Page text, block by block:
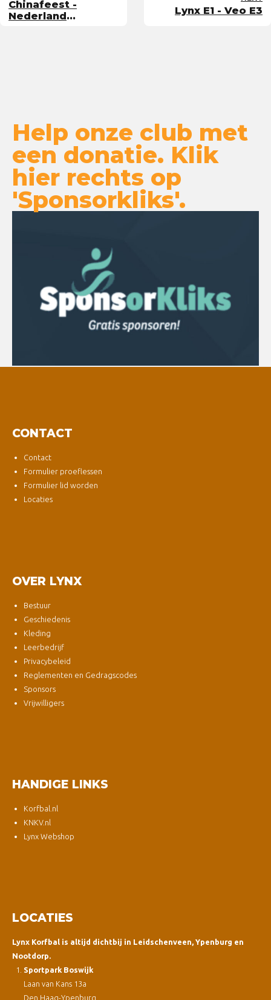
Chinafeest -
Nederland
Lynx E1 - Veo E3
Help onze club met
een donatie. Klik
hier rechts op
'Sponsorkliks'.
CONTACT
Contact
Formulier proeflessen
Formulier lid worden
Locaties
OVER LYNX
Bestuur
Geschiedenis
Kleding
Leerbedrijf
Privacybeleid
Reglementen en Gedragscodes
Sponsors
Vrijwilligers
HANDIGE LINKS
Korfbal.nl
KNKV.nl
Lynx Webshop
LOCATIES
Lynx Korfbal is altijd dichtbij in Leidschenveen, Ypenburg en
Nootdorp.
Sportpark Boswijk
Laan van Kans 13a
Den Haag-Ypenburg